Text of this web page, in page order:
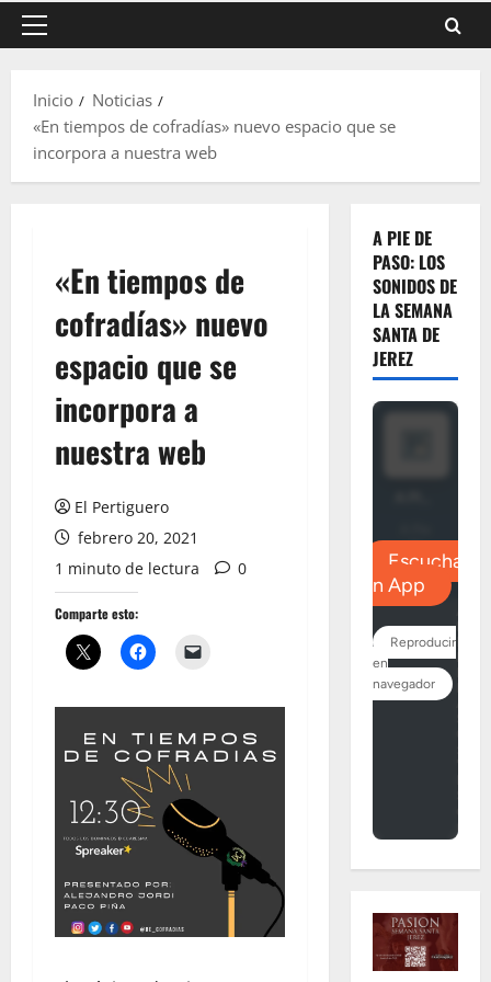
Menú
Inicio
Noticias
«En tiempos de cofradías» nuevo espacio que se
incorpora a nuestra web
«En tiempos de
cofradías» nuevo
espacio que se
incorpora a
nuestra web
El Pertiguero
febrero 20, 2021
1 minuto de lectura
0
Comparte esto:
A PIE DE
PASO: LOS
SONIDOS DE
LA SEMANA
SANTA DE
JEREZ